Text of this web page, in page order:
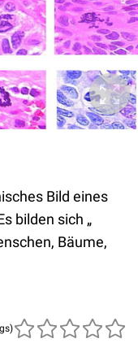
Bild eines
bilden sich „
Bäume,